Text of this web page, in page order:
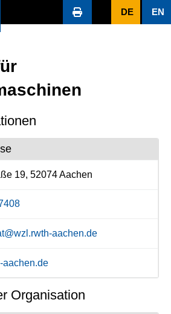
DE EN
19, 52074 Aachen
aachen.de
aachen.de
Organisation